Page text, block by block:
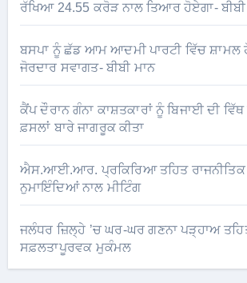
ਰੱਖਿਆ 24.55 ਕਰੋੜ ਨਾਲ ਤਿਆਰ ਹੋਏਗਾ- ਬੀਬੀ
ਬਸਪਾ ਨੂੰ ਛੱਡ ਆਮ ਆਦਮੀ ਪਾਰਟੀ ਵਿੱਚ ਸ਼ਾਮਲ
ਜੋਰਦਾਰ ਸਵਾਗਤ- ਬੀਬੀ ਮਾਨ
ਕੈਂਪ ਦੌਰਾਨ ਗੰਨਾ ਕਾਸ਼ਤਕਾਰਾਂ ਨੂੰ ਬਿਜਾਈ ਦੀ
ਫ਼ਸਲਾਂ ਬਾਰੇ ਜਾਗਰੂਕ ਕੀਤਾ
ਐਸ.ਆਈ.ਆਰ. ਪ੍ਰਕਿਰਿਆ ਤਹਿਤ ਰਾਜਨੀਤਿਕ
ਨੁਮਾਇੰਦਿਆਂ ਨਾਲ ਮੀਟਿੰਗ
ਜਲੰਧਰ ਜ਼ਿਲ੍ਹੇ ’ਚ ਘਰ-ਘਰ ਗਣਨਾ ਪੜ੍ਹਾਅ
ਸਫ਼ਲਤਾਪੂਰਵਕ ਮੁਕੰਮਲ